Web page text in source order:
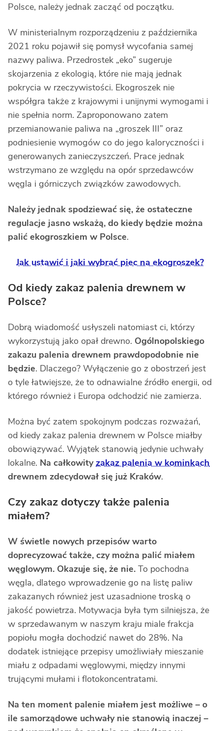
Polsce, należy jednak zacząć od początku.
W ministerialnym rozporządzeniu z października
2021 roku pojawił się pomysł wycofania samej
nazwy paliwa. Przedrostek „eko” sugeruje
skojarzenia z ekologią, które nie mają jednak
pokrycia w rzeczywistości. Ekogroszek nie
współgra także z krajowymi i unijnymi wymogami i
nie spełnia norm. Zaproponowano zatem
przemianowanie paliwa na „groszek III” oraz
podniesienie wymogów co do jego kaloryczności i
generowanych zanieczyszczeń. Prace jednak
wstrzymano ze względu na opór sprzedawców
węgla i górniczych związków zawodowych.
Należy jednak spodziewać się, że ostateczne
regulacje jasno wskażą, do kiedy będzie można
palić ekogroszkiem w Polsce.
Jak ustawić i jaki wybrać piec na ekogroszek?
Od kiedy zakaz palenia drewnem w
Polsce?
Dobrą wiadomość usłyszeli natomiast ci, którzy
wykorzystują jako opał drewno. Ogólnopolskiego
zakazu palenia drewnem prawdopodobnie nie
będzie. Dlaczego? Wyłączenie go z obostrzeń jest
o tyle łatwiejsze, że to odnawialne źródło energii, od
którego również i Europa odchodzić nie zamierza.
Można być zatem spokojnym podczas rozważań,
od kiedy zakaz palenia drewnem w Polsce miałby
obowiązywać. Wyjątek stanowią jedynie uchwały
lokalne. Na całkowityzakaz palenia w kominkach
drewnem zdecydował się już Kraków.
Czy zakaz dotyczy także palenia
miałem?
W świetle nowych przepisów warto
doprecyzować także, czy można palić miałem
węglowym. Okazuje się, że nie. To pochodna
węgla, dlatego wprowadzenie go na listę paliw
zakazanych również jest uzasadnione troską o
jakość powietrza. Motywacja była tym silniejsza, że
w sprzedawanym w naszym kraju miale frakcja
popiołu mogła dochodzić nawet do 28%. Na
dodatek istniejące przepisy umożliwiały mieszanie
miału z odpadami węglowymi, między innymi
trującymi mułami i flotokoncentratami.
Na ten moment palenie miałem jest możliwe – o
ile samorządowe uchwały nie stanowią inaczej –